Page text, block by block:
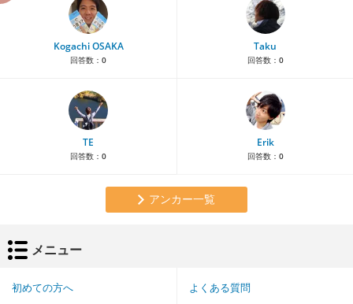
Kogachi OSAKA
回答数： 0
Taku
回答数： 0
TE
回答数： 0
Erik
回答数： 0
アンカー一覧
メニュー
初めての方へ よくある質問